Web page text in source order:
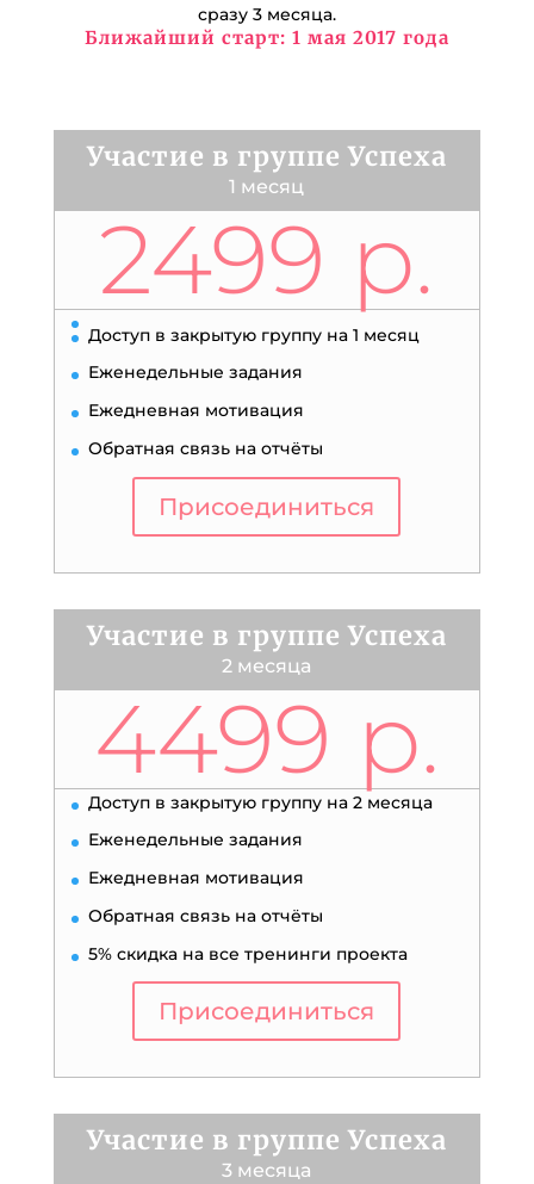
сразу 3 месяца.
Ближайший старт: 1 мая 2017 года
Участие в группе Успеха
1 месяц
2499 р.
Доступ в закрытую группу на 1 месяц
Еженедельные задания
Ежедневная мотивация
Обратная связь на отчёты
Присоединиться
Участие в группе Успеха
2 месяца
4499 р.
Доступ в закрытую группу на 2 месяца
Еженедельные задания
Ежедневная мотивация
Обратная связь на отчёты
5% скидка на все тренинги проекта
Присоединиться
Участие в группе Успеха
3 месяца